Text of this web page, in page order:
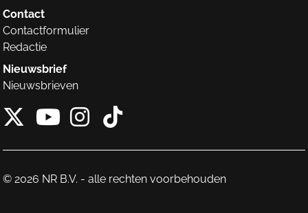
Contact
Contactformulier
Redactie
Nieuwsbrief
Nieuwsbrieven
X van NieuwRechts
Instagram van
Tiktok van
© 2026 NR B.V. - alle rechten voorbehouden